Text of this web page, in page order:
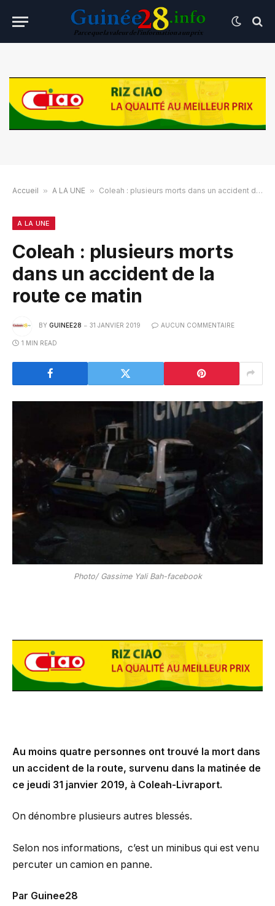
Accueil » A LA UNE » Coleah : plusieurs morts dans un accident de la route ce matin
A LA UNE
Coleah : plusieurs morts
dans un accident de la
route ce matin
BY GUINEE28 31 JANVIER 2019 AUCUN COMMENTAIRE
1 MIN READ
Photo/ Gassime Yali Bah-facebook
Au moins quatre personnes ont trouvé la mort dans
un accident de la route, survenu dans la matinée de
ce jeudi 31 janvier 2019, à Coleah-Livraport.
On dénombre plusieurs autres blessés.
Selon nos informations, c’est un minibus qui est venu
percuter un camion en panne.
Par Guinee28